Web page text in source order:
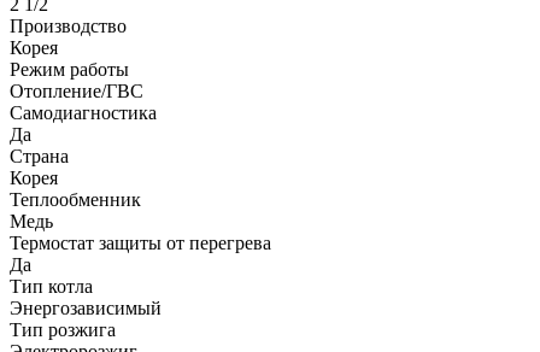
2 1/2
Производство
Корея
Режим работы
Отопление/ГВС
Самодиагностика
Да
Страна
Корея
Теплообменник
Медь
Термостат защиты от перегрева
Да
Тип котла
Энергозависимый
Тип розжига